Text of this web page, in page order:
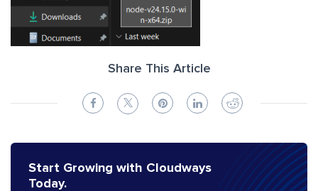
Share This Article
Start Growing with Cloudways
Today.